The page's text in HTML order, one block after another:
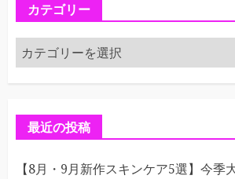
カテゴリー
カ
テ
ゴ
最近の投稿
【8月・9月新作スキンケア5選】今季